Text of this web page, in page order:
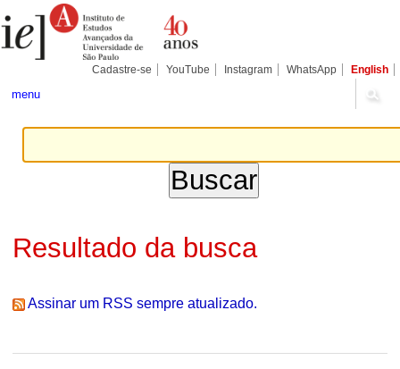
para
conteúdo.
Pessoais
Cadastre-se YouTube Instagram WhatsApp English
menu
Resultado da busca
Assinar um RSS sempre atualizado.